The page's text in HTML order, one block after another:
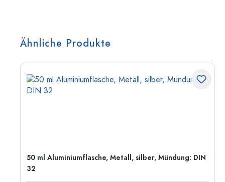
Ähnliche Produkte
50 ml Aluminiumflasche, Metall, silber, Mündung: DIN
32